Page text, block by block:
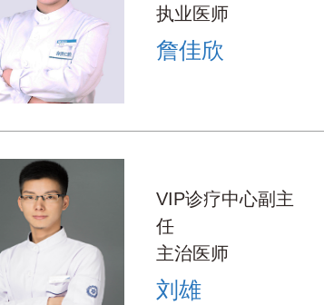
执业医师
詹佳欣
VIP诊疗中心副主
任
主治医师
刘雄